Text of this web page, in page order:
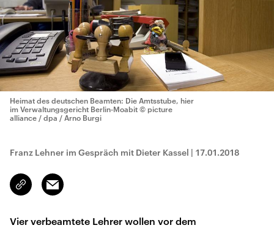
Heimat des deutschen Beamten: Die Amtsstube, hier
im Verwaltungsgericht Berlin-Moabit © picture
alliance / dpa / Arno Burgi
Franz Lehner im Gespräch mit Dieter Kassel | 17.01.2018
Link
kopieren/teilen
Email
Vier verbeamtete Lehrer wollen vor dem